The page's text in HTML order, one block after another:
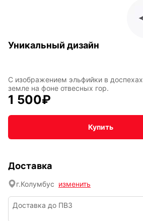
Уникальный дизайн
С изображением эльфийки в
земле на фоне отвесных гор.
1 500₽
Купить
Доставка
г.Колумбус изменить
Доставка до ПВЗ
По мотивам
СССР
Фентези
Текущий:Колумбус